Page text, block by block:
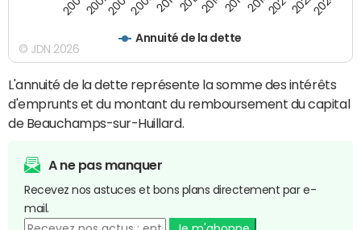
Annuité de la dette
© JDN 2026
L'annuité de la dette représente la somme des intérêts
d'emprunts et du montant du remboursement du capital
de Beauchamps-sur-Huillard.
A ne pas manquer
Recevez nos astuces et bons plans directement par e-
mail.